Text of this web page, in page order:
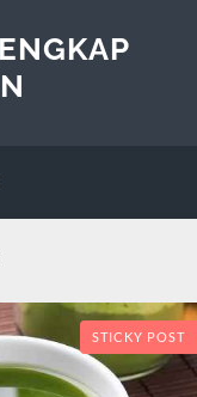
STICKY POST